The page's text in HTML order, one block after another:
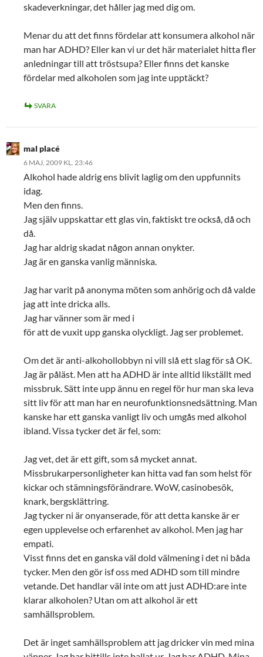
skadeverkningar, det håller jag med dig om.
Menar du att det finns fördelar att konsumera alkohol när
man har ADHD? Eller kan vi ur det här materialet hitta fler
anledningar till att tröstsupa? Eller finns det kanske
fördelar med alkoholen som jag inte upptäckt?
SVARA
mal placé
6 MAJ, 2009 KL. 23:46
Alkohol hade aldrig ens blivit laglig om den uppfunnits
idag.
Men den finns.
Jag själv uppskattar ett glas vin, faktiskt tre också, då och
då.
Jag har aldrig skadat någon annan onykter.
Jag är en ganska vanlig människa.
Jag har varit på anonyma möten som anhörig och då valde
jag att inte dricka alls.
Jag har vänner som är med i
för att de vuxit upp ganska olyckligt. Jag ser problemet.
Om det är anti-alkohollobbyn ni vill slå ett slag för så OK.
Jag är påläst. Men att ha ADHD är inte alltid likställt med
missbruk. Sätt inte upp ännu en regel för hur man ska leva
sitt liv för att man har en neurofunktionsnedsättning. Man
kanske har ett ganska vanligt liv och umgås med alkohol
ibland. Vissa tycker det är fel, som:
Jag vet, det är ett gift, som så mycket annat.
Missbrukarpersonligheter kan hitta vad fan som helst för
kickar och stämningsförändrare. WoW, casinobesök,
knark, bergsklättring.
Jag tycker ni är onyanserade, för att detta kanske är er
egen upplevelse och erfarenhet av alkohol. Men jag har
empati.
Visst finns det en ganska väl dold välmening i det ni båda
tycker. Men den gör isf oss med ADHD som till mindre
vetande. Det handlar väl inte om att just ADHD:are inte
klarar alkoholen? Utan om att alkohol är ett
samhällsproblem.
Det är inget samhällsproblem att jag dricker vin med mina